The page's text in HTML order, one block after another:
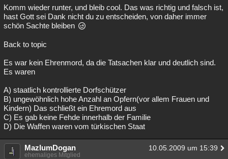
Komm wieder runter, und bleib cool. Das was richtig und falsch ist,
hast Gott sei Dank nicht du zu entscheiden, von daher immer
schön Sachte bleiben
Back to topic
Es war kein Ehrenmord, da die Tatsachen klar und deutlich sind.
Es waren
A) staatlich kontrollierte Dorfschützer
B) ungewöhnlich hohe Anzahl an Opfern(vor allem Frauen und
Kindern) Das schließt ein Ehremord aus
C) Es gab keine Fehde innerhalb der Familie
D) Die Waffen waren vom türkischen Staat
MazlumDogan 10.05.2009 um 15:39
ehemaliges Mitglied